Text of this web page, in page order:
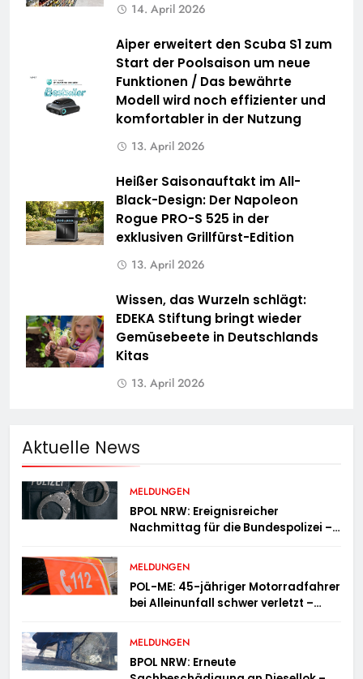
14. April 2026
Aiper erweitert den Scuba S1 zum
Start der Poolsaison um neue
Funktionen / Das bewährte
Modell wird noch effizienter und
komfortabler in der Nutzung
13. April 2026
Heißer Saisonauftakt im All-
Black-Design: Der Napoleon
Rogue PRO-S 525 in der
exklusiven Grillfürst-Edition
13. April 2026
Wissen, das Wurzeln schlägt:
EDEKA Stiftung bringt wieder
Gemüsebeete in Deutschlands
Kitas
13. April 2026
Aktuelle News
MELDUNGEN
BPOL NRW: Ereignisreicher
Nachmittag für die Bundespolizei –
zwei Haftbefehle vollstreckt
MELDUNGEN
POL-ME: 45-jähriger Motorradfahrer
bei Alleinunfall schwer verletzt –
MELDUNGEN
BPOL NRW: Erneute